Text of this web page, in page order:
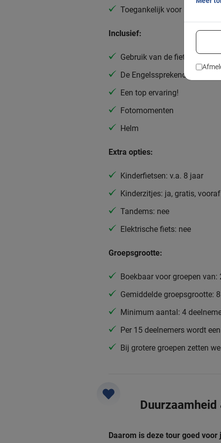
Toegankelijk voor alle fietsers
Inclusief:
Gebruik van de fiets
De Engelssprekende gids
Een top ervaring!
Fotomomenten
Helm
Extra opties:
Kinderfietsen: v.a. 8 jaar
Kinderzitjes: ja, gratis,
Tandems: nee
Elektrische fiets: nee
Groepsgrootte:
Boekbaar voor groepen
Gemiddelde groepsgrootte:
Minimum aantal: 4
Per 15 deelnemers wordt
Bij grotere groepen zetten
Duurzaamheid
Daarom is deze tour goed voor